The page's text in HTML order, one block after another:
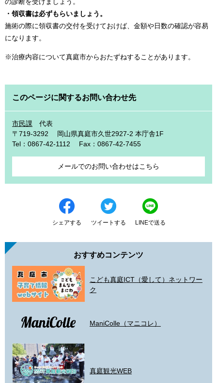
・領収書は必ずもらいましょう。
施術の際に領収書の交付を受けておけば、金額や日数の確認が容易
になります。
※治療内容について真庭市からおたずねすることがあります。
このページに関するお問い合わせ先
市民課
代表
〒719-3292
岡山県真庭市久世2927-2 本庁舎1F
Tel：0867-42-1112
Fax：0867-42-7455
メールでのお問い合わせはこちら
シェアする ツイートする LINEで送る
おすすめコンテンツ
こども真庭ICT（愛して）ネットワー
ク
ManiColle（マニコレ）
真庭観光WEB